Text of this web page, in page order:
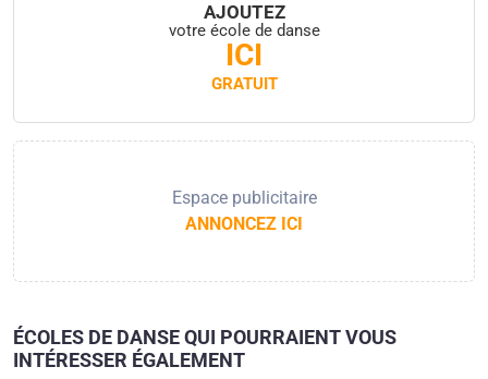
AJOUTEZ
votre école de danse
ICI
GRATUIT
Espace publicitaire
ANNONCEZ ICI
ÉCOLES DE DANSE QUI POURRAIENT VOUS
INTÉRESSER ÉGALEMENT